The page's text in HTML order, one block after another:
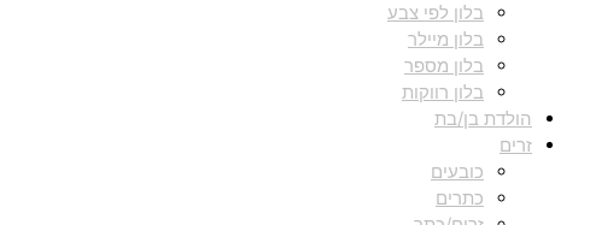
בלון לפי צבע
בלון מיילר
בלון מספר
בלון רווקות
הולדת בן/בת
זרים
כובעים
כתרים